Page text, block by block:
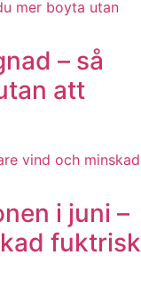
– så
att
i juni –
fuktrisk